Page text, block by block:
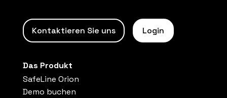
Kontaktieren Sie uns Login
Das Produkt
SafeLine Orion
Demo buchen